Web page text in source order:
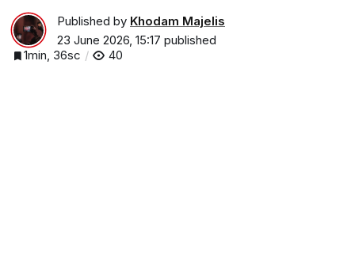
Published by Khodam Majelis
23 June 2026, 15:17 published
1min, 36sc
40